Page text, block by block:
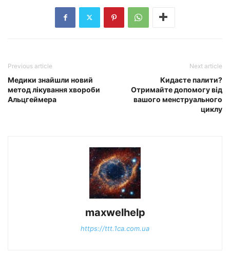
Previous article
Медики знайшли новий
метод лікування хвороби
Альцгеймера
Next article
Кидаєте палити?
Отримайте допомогу від
вашого менструального
циклу
maxwelhelp
https://ttt.1ca.com.ua